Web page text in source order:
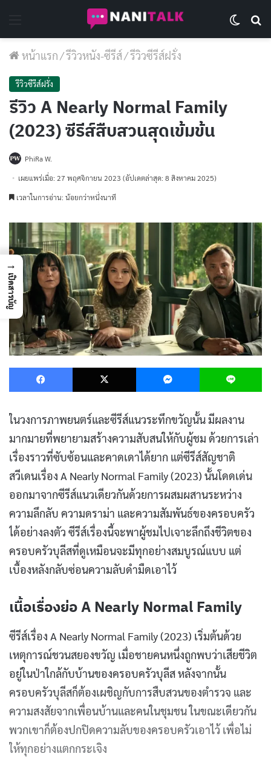
หน้าแรก/รีวิวหนัง-ซีรีส์/รีวิวซีรีส์ฝรั่ง
รีวิวซีรีส์ฝรั่ง
รีวิว A Nearly Normal Family
(2023) ซีรีส์สืบสวนสุดเข้มข้น
PhiRa W.
เผยแพร่เมื่อ: 27 พฤศจิกายน 2023 (อัปเดตล่าสุด: 8 สิงหาคม 2025)
เวลาในการอ่าน: น้อยกว่าหนึ่งนาที
Facebook X Messenger
ในวงการภาพยนตร์และซีรีส์แนวระทึกขวัญนั้น มีผลงาน
มากมายที่พยายามสร้างความสับสนให้กับผู้ชม ด้วยการเล่า
เรื่องราวที่ซับซ้อนและคาดเดาได้ยาก แต่ซีรีส์สัญชาติ
สวีเดนเรื่อง A Nearly Normal Family (2023) นั้นโดดเด่น
ออกมาจากซีรีส์แนวเดียวกันด้วยการผสมผสานระหว่าง
ความลึกลับ ความดราม่า และความสัมพันธ์ของครอบครัว
ได้อย่างลงตัว ซีรีส์เรื่องนี้จะพาผู้ชมไปเจาะลึกถึงชีวิตของ
ครอบครัวบุลีสที่ดูเหมือนจะมีทุกอย่างสมบูรณ์แบบ แต่
เบื้องหลังกลับซ่อนความลับดำมืดเอาไว้
เนื้อเรื่องย่อ A Nearly Normal Family
ซีรีส์เรื่อง A Nearly Normal Family (2023) เริ่มต้นด้วย
เหตุการณ์ชวนสยองขวัญ เมื่อชายคนหนึ่งถูกพบว่าเสียชีวิต
อยู่ในป่าใกล้กับบ้านของครอบครัวบุลีส หลังจากนั้น
ครอบครัวบุลีสก็ต้องเผชิญกับการสืบสวนของตำรวจ และ
ความสงสัยจากเพื่อนบ้านและคนในชุมชน ในขณะเดียวกัน
พวกเขาก็ต้องปกปิดความลับของครอบครัวเอาไว้ เพื่อไม่
ให้ทุกอย่างแตกกระเจิง
→
เปิดสารบัญ